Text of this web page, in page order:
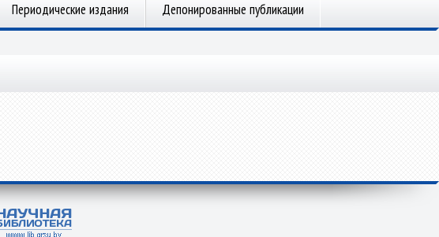
Периодические издания Депонированные публикации